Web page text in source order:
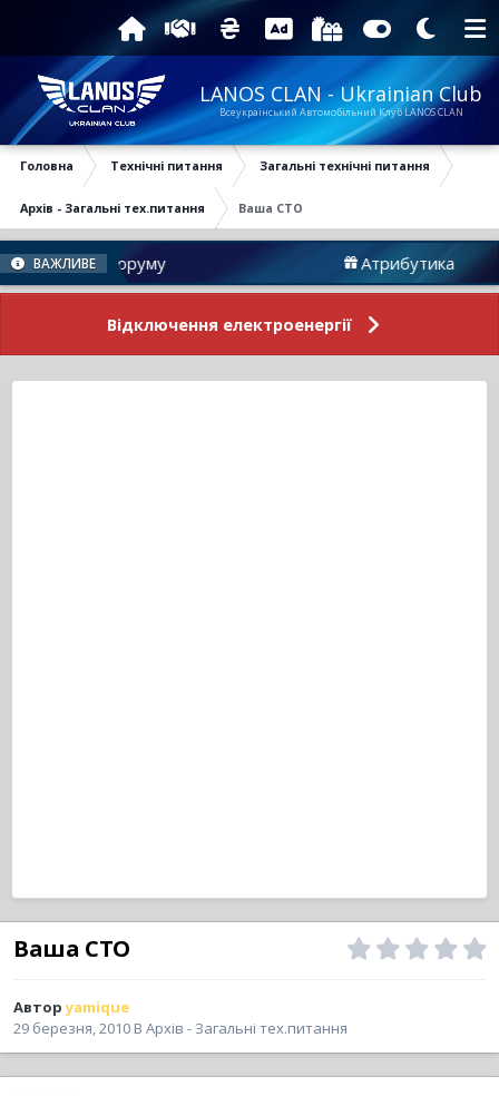
LANOS CLAN - Ukrainian Club
Всеукраїнський Автомобільний Клуб LANOS CLAN
Головна Технічні питання Загальні технічні питання
Архів - Загальні тех.питання Ваша СТО
ВАЖЛИВЕ
Новини Форуму Атрибутика
Відключення електроенергії
Ваша СТО
Авторyamique
29 березня, 2010 В Архів - Загальні тех.питання